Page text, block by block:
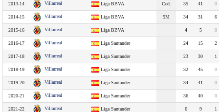
2013-14 Villarreal Liga BBVA Ced. 35 41 0
2014-15 Villarreal Liga BBVA 5M 34 31 6
2015-16 Villarreal Liga BBVA 4 5 0
2016-17 Villarreal Liga Santander 24 15 2
2017-18 Villarreal Liga Santander 23 30 1
2018-19 Villarreal Liga Santander 32 45 0
2019-20 Villarreal Liga Santander 34 41 0
2020-21 Villarreal Liga Santander 36 40 0
2021-22 Villarreal Liga Santander 6 9 1